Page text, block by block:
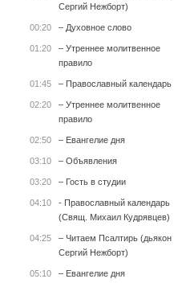
Сергий Нежборт)
00:20 – Духовное слово
01:20
– Утреннее молитвенное
правило
01:45 – Православный календарь
02:20
– Утреннее молитвенное
правило
02:50 – Евангелие дня
03:10 – Объявления
03:20 – Гость в студии
04:10
- Православный календарь
(Свящ. Михаил Кудрявцев)
04:25
– Читаем Псалтирь (дьякон
Сергий Нежборт)
05:10 – Евангелие дня